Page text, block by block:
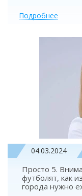
Подробнее
04.03.2024
Просто 5.
футболят, как
города нужно